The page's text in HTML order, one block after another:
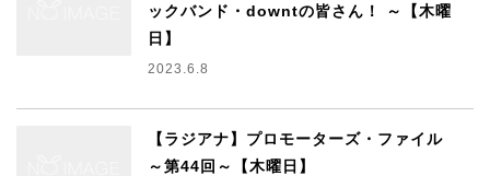
ックバンド・downtの皆さん！ ～【木曜
日】
2023.6.8
【ラジアナ】プロモーターズ・ファイル
～第44回～【木曜日】